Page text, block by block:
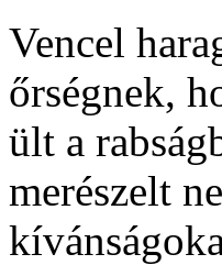
Vencel
őrségnek,
ült a
merészelt